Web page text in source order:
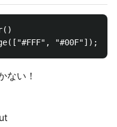
ない！